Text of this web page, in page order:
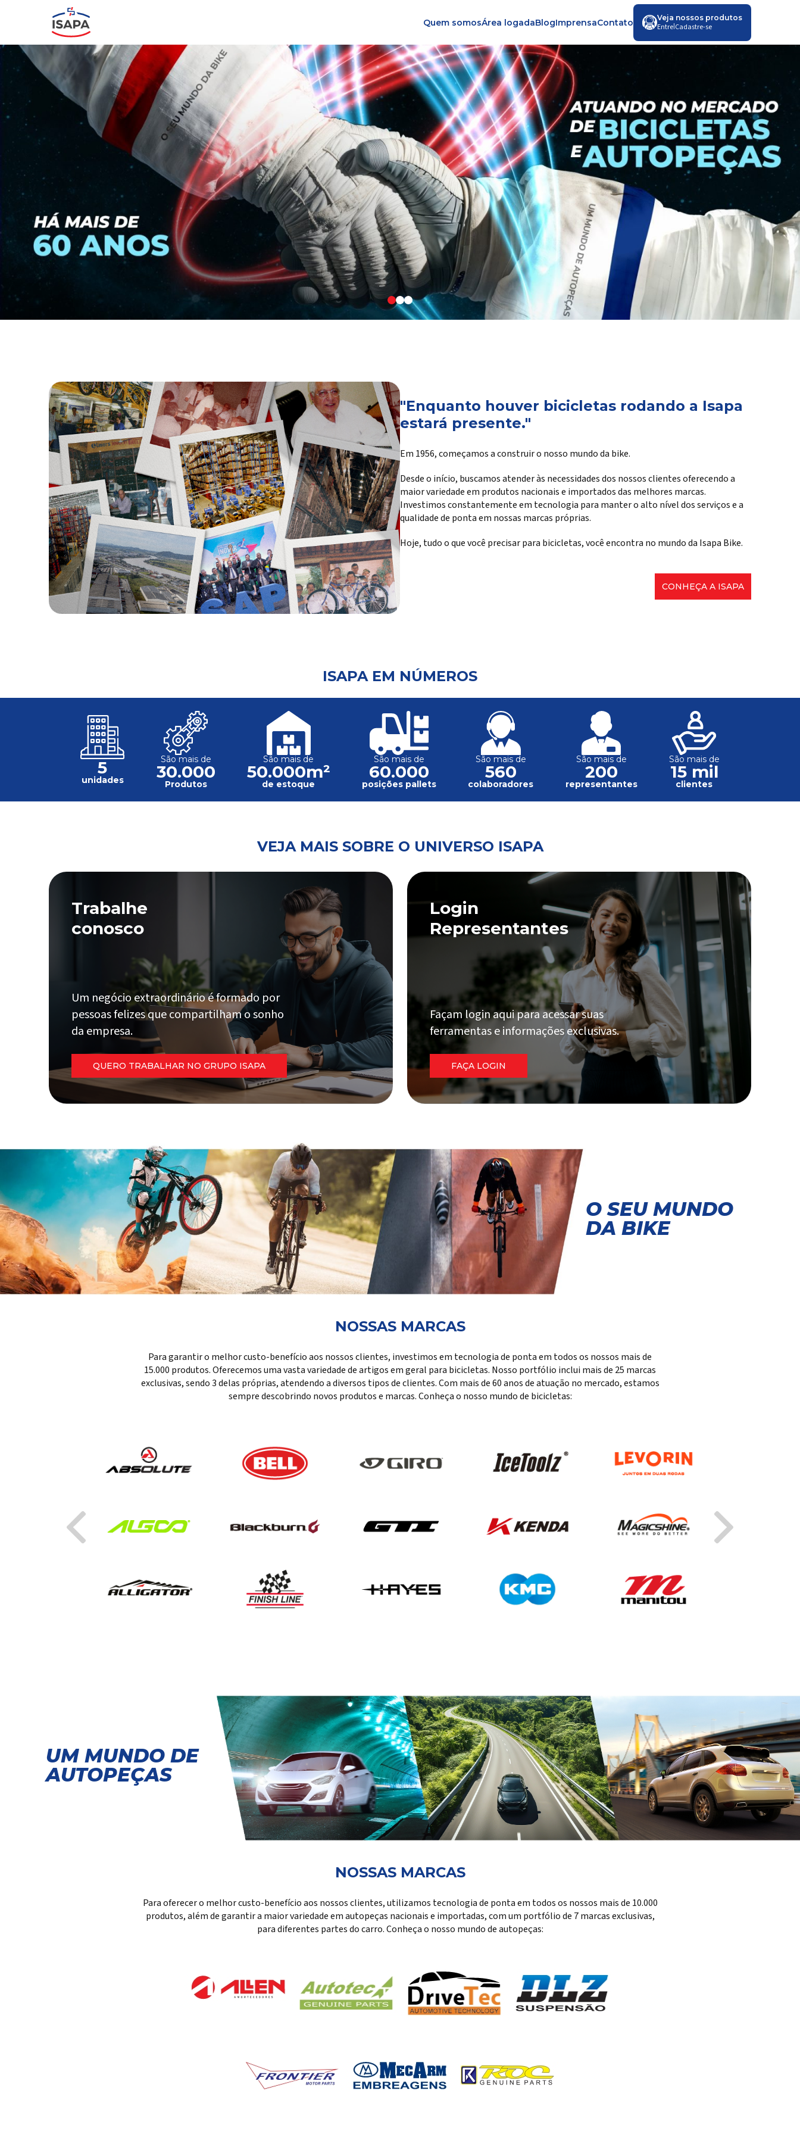
Quem somosÁrea logadaBlogImprensaContato Veja nossos produtos
Entre|Cadastre-se
"Enquanto houver bicicletas rodando a Isapa
estará presente."
Em 1956, começamos a construir o nosso mundo da bike.
Desde o início, buscamos atender às necessidades dos nossos clientes oferecendo a
maior variedade em produtos nacionais e importados das melhores marcas.
Investimos constantemente em tecnologia para manter o alto nível dos serviços e a
qualidade de ponta em nossas marcas próprias.
Hoje, tudo o que você precisar para bicicletas, você encontra no mundo da Isapa Bike.
CONHEÇA A ISAPA
ISAPA EM NÚMEROS
5
unidades
São mais de
30.000
Produtos
São mais de
50.000m²
de estoque
São mais de
60.000
posições pallets
São mais de
560
colaboradores
São mais de
200
representantes
São mais de
15 mil
clientes
VEJA MAIS SOBRE O UNIVERSO ISAPA
Trabalhe
conosco
Um negócio extraordinário é formado por
pessoas felizes que compartilham o sonho
da empresa.
QUERO TRABALHAR NO GRUPO ISAPA
Login
Representantes
Façam login aqui para acessar suas
ferramentas e informações exclusivas.
FAÇA LOGIN
O SEU MUNDO
DA BIKE
NOSSAS MARCAS
Para garantir o melhor custo-benefício aos nossos clientes, investimos em tecnologia de ponta em todos os nossos mais de
15.000 produtos. Oferecemos uma vasta variedade de artigos em geral para bicicletas. Nosso portfólio inclui mais de 25 marcas
exclusivas, sendo 3 delas próprias, atendendo a diversos tipos de clientes. Com mais de 60 anos de atuação no mercado, estamos
sempre descobrindo novos produtos e marcas. Conheça o nosso mundo de bicicletas:
UM MUNDO DE
AUTOPEÇAS
NOSSAS MARCAS
Para oferecer o melhor custo-benefício aos nossos clientes, utilizamos tecnologia de ponta em todos os nossos mais de 10.000
produtos, além de garantir a maior variedade em autopeças nacionais e importadas, com um portfólio de 7 marcas exclusivas,
para diferentes partes do carro. Conheça o nosso mundo de autopeças: